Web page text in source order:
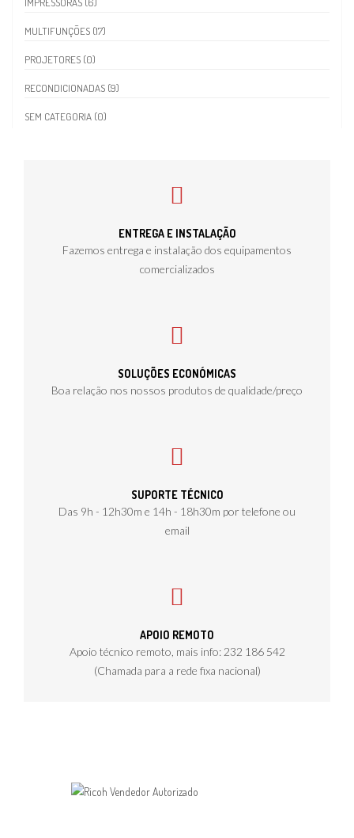
MULTIFUNÇÕES (17)
PROJETORES (0)
RECONDICIONADAS (9)
SEM CATEGORIA (0)
ENTREGA E INSTALAÇÃO
Fazemos entrega e instalação dos equipamentos
comercializados
SOLUÇÕES ECONÓMICAS
Boa relação nos nossos produtos de qualidade/preço
SUPORTE TÉCNICO
Das 9h - 12h30m e 14h - 18h30m por telefone ou
email
APOIO REMOTO
Apoio técnico remoto, mais info: 232 186 542
(Chamada para a rede fixa nacional)